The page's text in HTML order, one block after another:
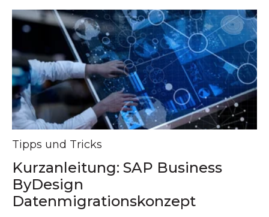
Tipps und Tricks
Kurzanleitung: SAP Business
ByDesign
Datenmigrationskonzept